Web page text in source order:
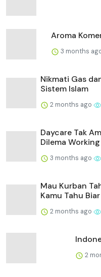
Aroma
3 months
Nikmati Gas
Sistem Islam
2 months ago
Daycare Tak
Dilema Working
3 months ago
Mau Kurban
Kamu Tahu Biar
2 months ago
2